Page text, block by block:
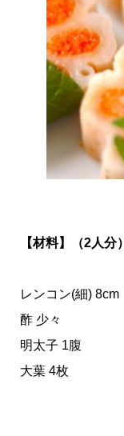
【材料】（2人分）
レンコン(細) 8cm
酢 少々
明太子 1腹
大葉 4枚